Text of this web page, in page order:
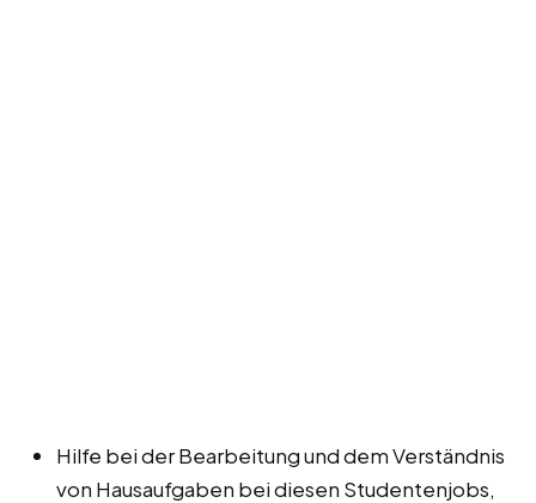
Hilfe bei der Bearbeitung und dem Verständnis
von Hausaufgaben bei diesen Studentenjobs,